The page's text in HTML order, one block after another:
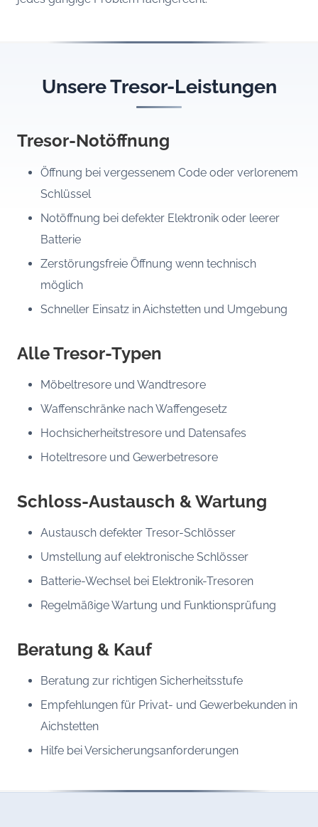
Unsere Tresor-Leistungen
Tresor-Notöffnung
Öffnung bei vergessenem Code oder verlorenem
Schlüssel
Notöffnung bei defekter Elektronik oder leerer
Batterie
Zerstörungsfreie Öffnung wenn technisch
möglich
Schneller Einsatz in Aichstetten und Umgebung
Alle Tresor-Typen
Möbeltresore und Wandtresore
Waffenschränke nach Waffengesetz
Hochsicherheitstresore und Datensafes
Hoteltresore und Gewerbetresore
Schloss-Austausch & Wartung
Austausch defekter Tresor-Schlösser
Umstellung auf elektronische Schlösser
Batterie-Wechsel bei Elektronik-Tresoren
Regelmäßige Wartung und Funktionsprüfung
Beratung & Kauf
Beratung zur richtigen Sicherheitsstufe
Empfehlungen für Privat- und Gewerbekunden in
Aichstetten
Hilfe bei Versicherungsanforderungen